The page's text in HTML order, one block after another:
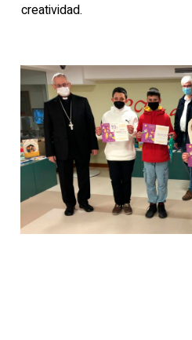
creatividad.